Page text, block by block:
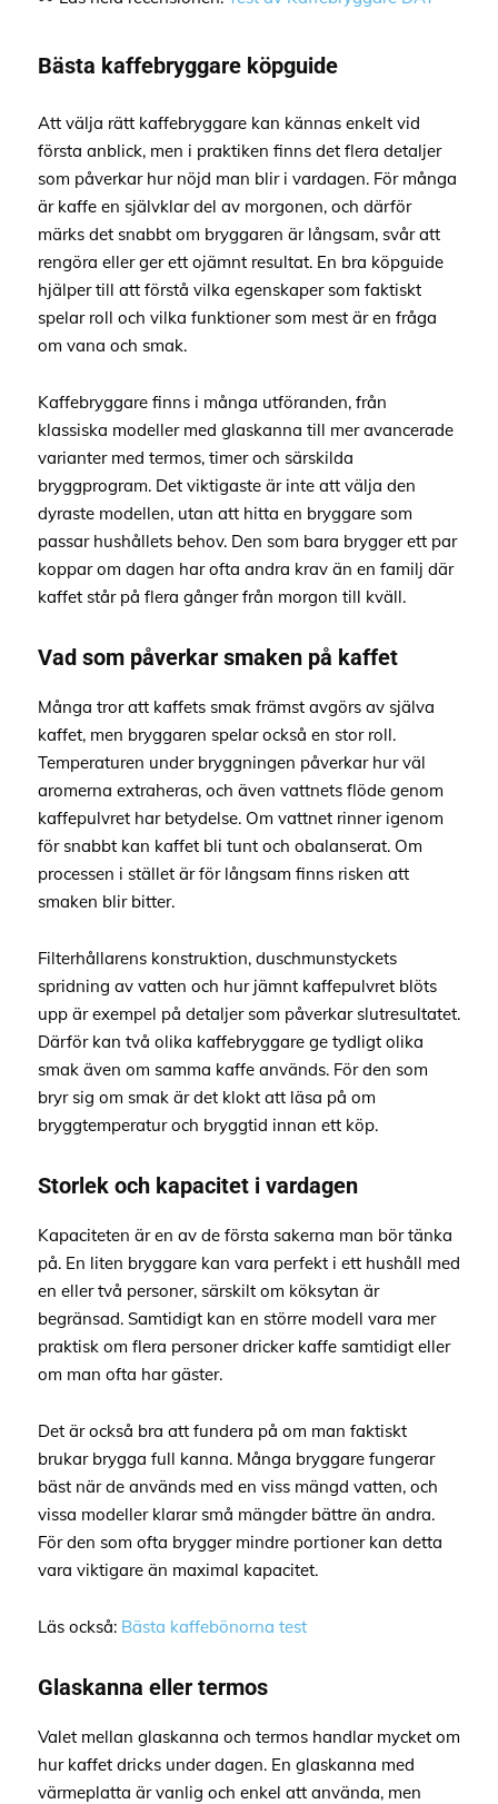
Bästa kaffebryggare köpguide
Att välja rätt kaffebryggare kan kännas enkelt vid
första anblick, men i praktiken finns det flera detaljer
som påverkar hur nöjd man blir i vardagen. För många
är kaffe en självklar del av morgonen, och därför
märks det snabbt om bryggaren är långsam, svår att
rengöra eller ger ett ojämnt resultat. En bra köpguide
hjälper till att förstå vilka egenskaper som faktiskt
spelar roll och vilka funktioner som mest är en fråga
om vana och smak.
Kaffebryggare finns i många utföranden, från
klassiska modeller med glaskanna till mer avancerade
varianter med termos, timer och särskilda
bryggprogram. Det viktigaste är inte att välja den
dyraste modellen, utan att hitta en bryggare som
passar hushållets behov. Den som bara brygger ett par
koppar om dagen har ofta andra krav än en familj där
kaffet står på flera gånger från morgon till kväll.
Vad som påverkar smaken på kaffet
Många tror att kaffets smak främst avgörs av själva
kaffet, men bryggaren spelar också en stor roll.
Temperaturen under bryggningen påverkar hur väl
aromerna extraheras, och även vattnets flöde genom
kaffepulvret har betydelse. Om vattnet rinner igenom
för snabbt kan kaffet bli tunt och obalanserat. Om
processen i stället är för långsam finns risken att
smaken blir bitter.
Filterhållarens konstruktion, duschmunstyckets
spridning av vatten och hur jämnt kaffepulvret blöts
upp är exempel på detaljer som påverkar slutresultatet.
Därför kan två olika kaffebryggare ge tydligt olika
smak även om samma kaffe används. För den som
bryr sig om smak är det klokt att läsa på om
bryggtemperatur och bryggtid innan ett köp.
Storlek och kapacitet i vardagen
Kapaciteten är en av de första sakerna man bör tänka
på. En liten bryggare kan vara perfekt i ett hushåll med
en eller två personer, särskilt om köksytan är
begränsad. Samtidigt kan en större modell vara mer
praktisk om flera personer dricker kaffe samtidigt eller
om man ofta har gäster.
Det är också bra att fundera på om man faktiskt
brukar brygga full kanna. Många bryggare fungerar
bäst när de används med en viss mängd vatten, och
vissa modeller klarar små mängder bättre än andra.
För den som ofta brygger mindre portioner kan detta
vara viktigare än maximal kapacitet.
Läs också: Bästa kaffebönorna test
Glaskanna eller termos
Valet mellan glaskanna och termos handlar mycket om
hur kaffet dricks under dagen. En glaskanna med
värmeplatta är vanlig och enkel att använda, men